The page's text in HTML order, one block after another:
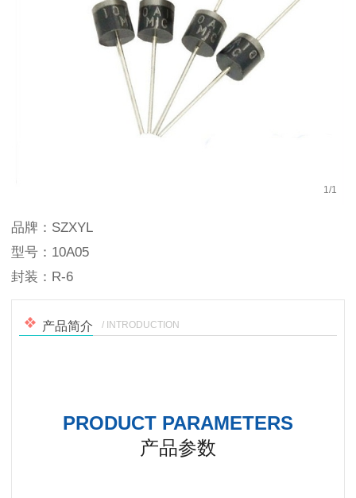
1 /1
品牌：SZXYL
型号：10A05
封装：R-6
产品简介 / INTRODUCTION
PRODUCT PARAMETERS
产品参数